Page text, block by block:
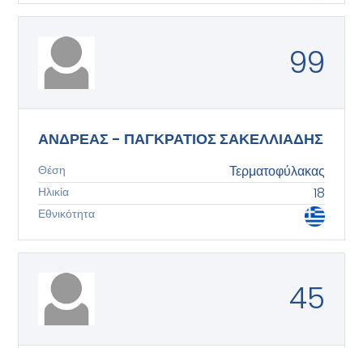
99
ΑΝΔΡΕΑΣ - ΠΑΓΚΡΑΤΙΟΣ ΣΑΚΕΛΛΙΑΔΗΣ
Θέση Τερματοφύλακας
Ηλικία 18
Εθνικότητα
45